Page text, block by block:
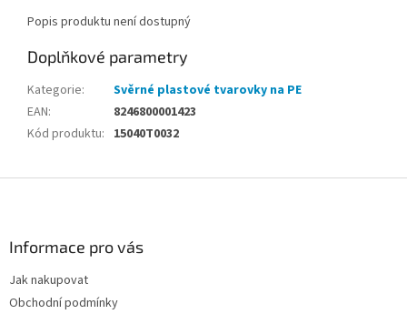
Popis produktu není dostupný
Doplňkové parametry
Kategorie:
Svěrné plastové tvarovky na PE
EAN:
8246800001423
Kód produktu: 15040T0032
Informace pro vás
Jak nakupovat
Obchodní podmínky